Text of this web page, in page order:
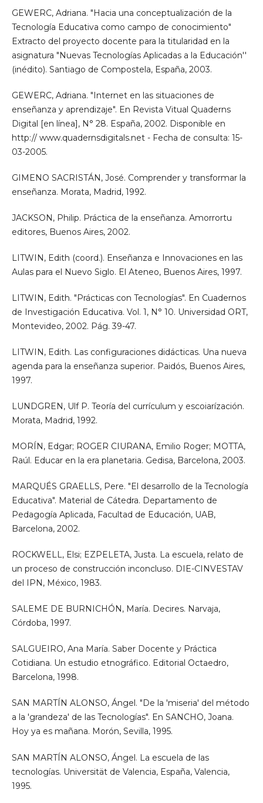
GEWERC, Adriana. "Hacia una conceptualización de la
Tecnología Educativa como campo de conocimiento"
Extracto del proyecto docente para la titularidad en la
asignatura "Nuevas Tecnologías Aplicadas a la Educación''
(inédito). Santiago de Compostela, España, 2003.
GEWERC, Adriana. "Internet en las situaciones de
enseñanza y aprendizaje". En Revista Vitual Quaderns
Digital [en línea], N° 28. España, 2002. Disponible en
http:// www.quadernsdigitals.net - Fecha de consulta: 15-
03-2005.
GIMENO SACRISTÁN, José. Comprender y transformar la
enseñanza. Morata, Madrid, 1992.
JACKSON, Philip. Práctica de la enseñanza. Amorrortu
editores, Buenos Aires, 2002.
LITWIN, Edith (coord.). Enseñanza e Innovaciones en las
Aulas para el Nuevo Siglo. El Ateneo, Buenos Aires, 1997.
LITWIN, Edith. "Prácticas con Tecnologías". En Cuadernos
de Investigación Educativa. Vol. 1, N° 10. Universidad ORT,
Montevideo, 2002. Pág. 39-47.
LITWIN, Edith. Las configuraciones didácticas. Una nueva
agenda para la enseñanza superior. Paidós, Buenos Aires,
1997.
LUNDGREN, Ulf P. Teoría del currículum y escoiarízación.
Morata, Madrid, 1992.
MORÍN, Edgar; ROGER CIURANA, Emilio Roger; MOTTA,
Raúl. Educar en la era planetaria. Gedisa, Barcelona, 2003.
MARQUÉS GRAELLS, Pere. "El desarrollo de la Tecnología
Educativa". Material de Cátedra. Departamento de
Pedagogía Aplicada, Facultad de Educación, UAB,
Barcelona, 2002.
ROCKWELL, Elsi; EZPELETA, Justa. La escuela, relato de
un proceso de construcción inconcluso. DIE-CINVESTAV
del IPN, México, 1983.
SALEME DE BURNICHÓN, María. Decires. Narvaja,
Córdoba, 1997.
SALGUEIRO, Ana María. Saber Docente y Práctica
Cotidiana. Un estudio etnográfico. Editorial Octaedro,
Barcelona, 1998.
SAN MARTÍN ALONSO, Ángel. "De la 'miseria' del método
a la 'grandeza' de las Tecnologías". En SANCHO, Joana.
Hoy ya es mañana. Morón, Sevilla, 1995.
SAN MARTÍN ALONSO, Ángel. La escuela de las
tecnologías. Universität de Valencia, España, Valencia,
1995.